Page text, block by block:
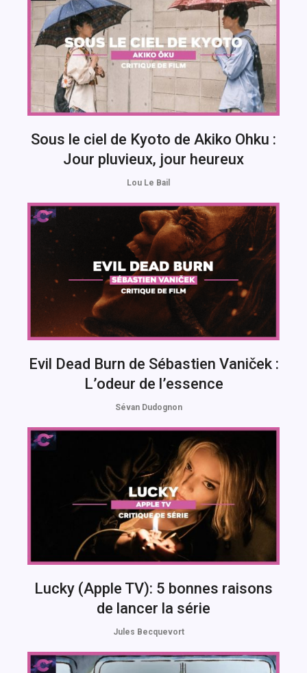
Sous le ciel de Kyoto de Akiko Ohku :
Jour pluvieux, jour heureux
Lou Le Bail
Evil Dead Burn de Sébastien Vaniček :
L’odeur de l’essence
Sévan Dudognon
Lucky (Apple TV): 5 bonnes raisons
de lancer la série
Jules Becquevort